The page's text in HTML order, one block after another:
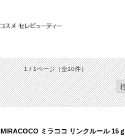
1 / 1ページ（全10件）
MIRACOCO ミラココ リンクルール 15ｇ